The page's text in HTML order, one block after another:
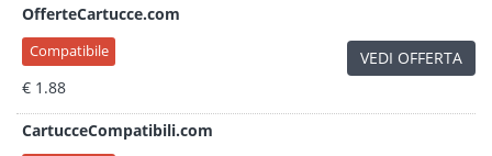
OfferteCartucce.com
Compatibile
€ 1.88
VEDI OFFERTA
CartucceCompatibili.com